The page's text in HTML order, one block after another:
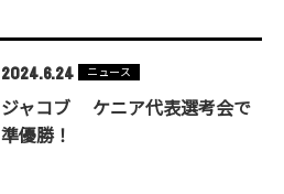
2024.6.24 ニュース
ジャコブ ケニア代表選考会で
準優勝！